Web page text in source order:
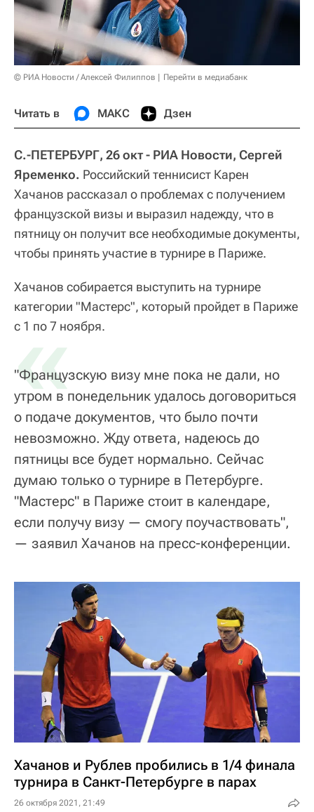
© РИА Новости / Алексей Филиппов Перейти в медиабанк
Читать в МАКС Дзен
С.-ПЕТЕРБУРГ, 26 окт - РИА Новости, Сергей
Яременко. Российский теннисист Карен
Хачанов рассказал о проблемах с получением
французской визы и выразил надежду, что в
пятницу он получит все необходимые документы,
чтобы принять участие в турнире в Париже.
Хачанов собирается выступить на турнире
категории "Мастерс", который пройдет в Париже
с 1 по 7 ноября.
«
"Французскую визу мне пока не дали, но
утром в понедельник удалось договориться
о подаче документов, что было почти
невозможно. Жду ответа, надеюсь до
пятницы все будет нормально. Сейчас
думаю только о турнире в Петербурге.
"Мастерс" в Париже стоит в календаре,
если получу визу — смогу поучаствовать",
— заявил Хачанов на пресс-конференции.
Хачанов и Рублев пробились в 1/4 финала
турнира в Санкт-Петербурге в парах
26 октября 2021, 21:49